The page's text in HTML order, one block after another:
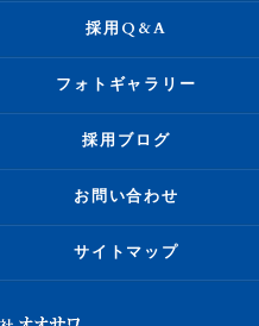
採用Q&A
フォトギャラリー
採用ブログ
お問い合わせ
サイトマップ